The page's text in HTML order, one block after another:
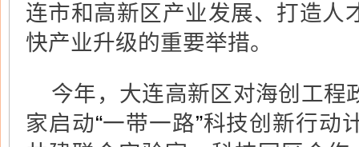
连市和高新区产业发展、打造人
快产业升级的重要举措。
今年，大连高新区对海创工程
家启动“一带一路”科技创新行动